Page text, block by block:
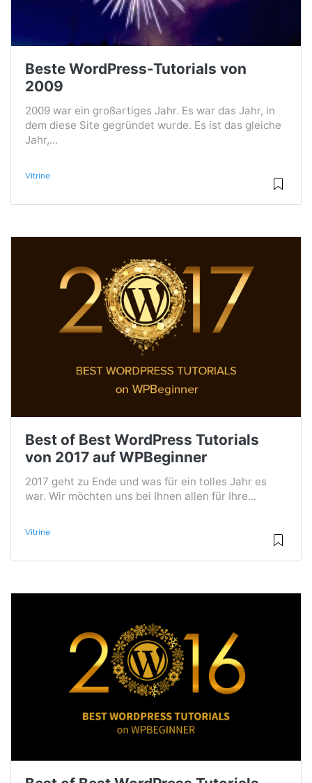
Beste WordPress-Tutorials von
2009
2009 war ein großartiges Jahr. Es war das Jahr, in
dem diese Site gegründet wurde. Es ist das gleiche
Jahr,...
Vitrine
Best of Best WordPress Tutorials
von 2017 auf WPBeginner
2017 geht zu Ende und was für ein tolles Jahr es
war. Wir möchten uns bei Ihnen allen für Ihre...
Vitrine